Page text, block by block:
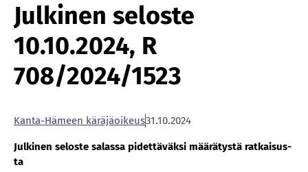
Julkinen seloste
10.10.2024, R
708/2024/1523
Kan­ta-Hä­meen kä­rä­jä­oi­keus31.10.2024
Jul­ki­nen se­los­te sa­las­sa pi­det­tä­väk­si mää­rä­tys­tä rat­kai­sus­
ta